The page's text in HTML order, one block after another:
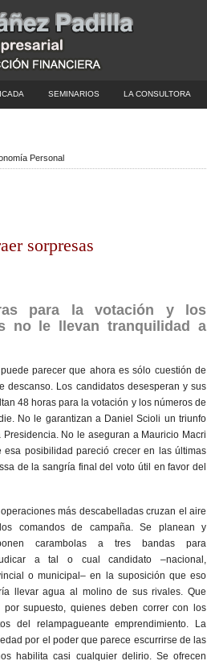
SEMINARIOS LA CONSULTORA
Personal
sorpresas
para la votación y los
no le llevan tranquilidad a
parecer que ahora es sólo cuestión de
descanso. Los candidatos desesperan y sus
48 horas para la votación y los números de
No le garantizan a Daniel Scioli un triunfo
No le aseguran a Mauricio Macri
posibilidad pareció crecer en las últimas
de la sangría final del voto útil en favor del
más descabelladas cruzan el aire
comandos de campaña. Se planean y
carambolas a tres bandas para
a tal o cual candidato –nacional,
o municipal– en la suposición que eso
llevar agua al molino de sus rivales. Que
por supuesto, quienes deben correr con los
del relampagueante emprendimiento. La
por el poder que parece escurrirse de las
habilita casi cualquier delirio. Se ofrecen